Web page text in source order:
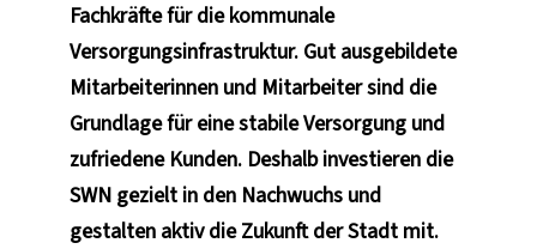
Fachkräfte für die kommunale
Versorgungsinfrastruktur. Gut ausgebildete
Mitarbeiterinnen und Mitarbeiter sind die
Grundlage für eine stabile Versorgung und
zufriedene Kunden. Deshalb investieren die
SWN gezielt in den Nachwuchs und
gestalten aktiv die Zukunft der Stadt mit.